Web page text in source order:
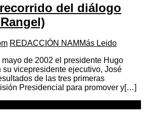
del diálogo
REDACCIÓN NAM Más Leido
de 2002 el presidente Hugo
vicepresidente ejecutivo, José
de las tres primeras
Presidencial para promover y[…]